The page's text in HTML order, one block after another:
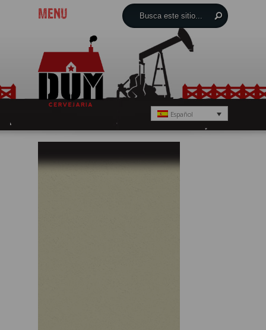
MENU
Español